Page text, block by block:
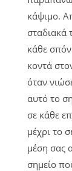
κάψιμο.
σταδιακά
κάθε
κοντά
όταν
αυτό το
σε κάθε
μέχρι το
μέση σας
σημείο